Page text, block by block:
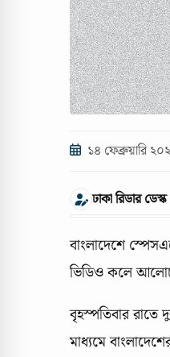
১৪ ফেব্রুয়ারি
ঢাকা রিডার ডেস্ক
বাংলাদেশে
ভিডিও কলে
বৃহস্পতিবার রাতে
মাধ্যমে